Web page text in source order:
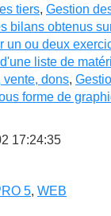
tiers, Gestion
bilans obtenus
un ou deux
d'une liste de
vente, dons,
forme de
17:24:35
5, WEB